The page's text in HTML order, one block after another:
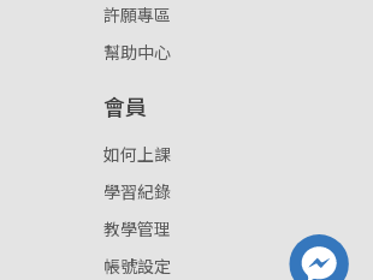
許願專區
幫助中心
會員
如何上課
學習紀錄
教學管理
帳號設定